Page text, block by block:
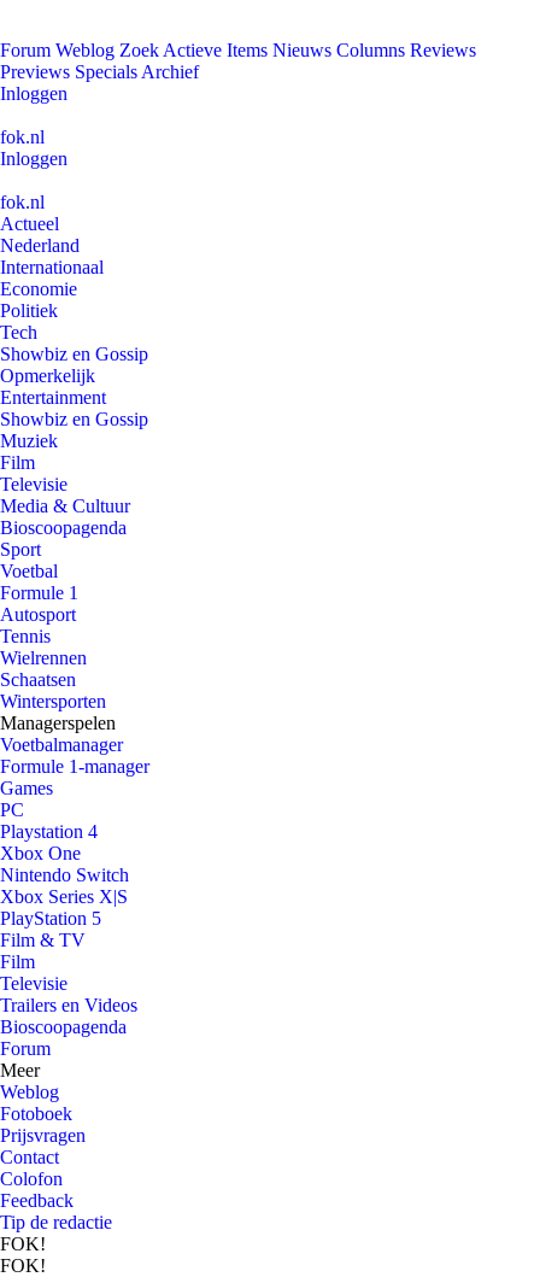
Forum Weblog Zoek Actieve Items Nieuws Columns Reviews
Previews Specials Archief
Inloggen
fok.nl
Inloggen
fok.nl
Actueel
Nederland
Internationaal
Economie
Politiek
Tech
Showbiz en Gossip
Opmerkelijk
Entertainment
Showbiz en Gossip
Muziek
Film
Televisie
Media & Cultuur
Bioscoopagenda
Sport
Voetbal
Formule 1
Autosport
Tennis
Wielrennen
Schaatsen
Wintersporten
Managerspelen
Voetbalmanager
Formule 1-manager
Games
PC
Playstation 4
Xbox One
Nintendo Switch
Xbox Series X|S
PlayStation 5
Film & TV
Film
Televisie
Trailers en Videos
Bioscoopagenda
Forum
Meer
Weblog
Fotoboek
Prijsvragen
Contact
Colofon
Feedback
Tip de redactie
FOK!
FOK!